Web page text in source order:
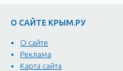
О САЙТЕ КРЫМ.РУ
О сайте
Реклама
Карта сайта